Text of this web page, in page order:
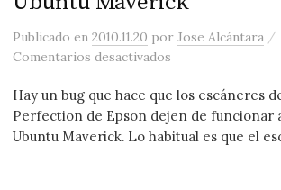
Publicadoen2010.11.20 porJose Alcántara /
Comentarios desactivados
Hay un bug que hace que los escáneres
Perfection de Epson dejen de funcionar
Ubuntu Maverick. Lo habitual es que el